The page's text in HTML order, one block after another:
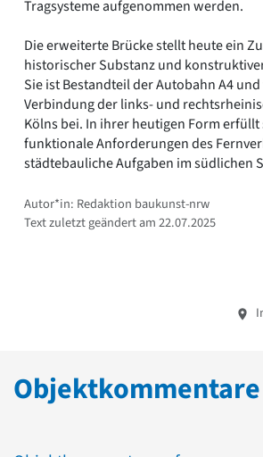
Tragsysteme aufgenommen werden.
Die erweiterte Brücke stellt heute ein
historischer Substanz und
Sie ist Bestandteil der Autobahn A4
Verbindung der links- und
Kölns bei. In ihrer heutigen Form
funktionale Anforderungen des
städtebauliche Aufgaben im südlichen
Autor*in: Redaktion baukunst-nrw
Text zuletzt geändert am 22.07.2025
Objektkommentare